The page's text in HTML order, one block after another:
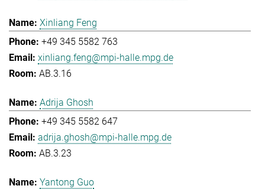
Xinliang Feng
+49 345 5582 763
xinliang.feng@mpi-halle.mpg.de
AB.3.16
Adrija Ghosh
+49 345 5582 647
adrija.ghosh@mpi-halle.mpg.de
AB.3.23
Yantong Guo